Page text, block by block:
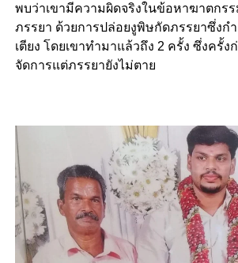
พบว่าเขามีความผิดจริงในข้อหาฆาตกรร
ภรรยา ด้วยการปล่อยงูพิษกัดภรรยาซึ่งก
เตียง โดยเขาทำมาแล้วถึง 2 ครั้ง ซึ่งครั้ง
จัดการแต่ภรรยายังไม่ตาย